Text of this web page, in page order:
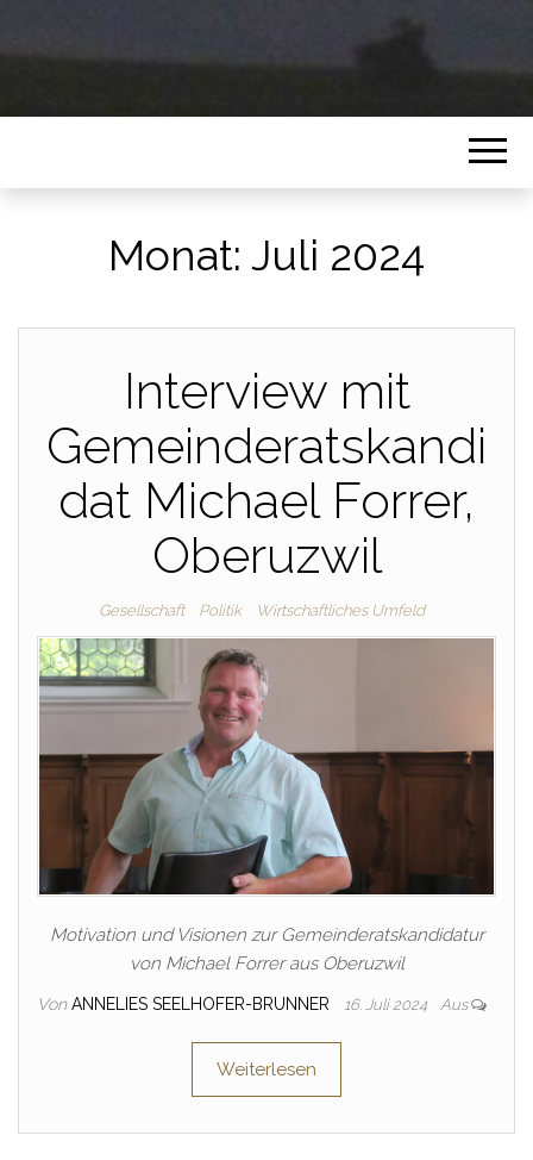
Monat: Juli 2024
Interview mit
Gemeinderatskandi
dat Michael Forrer,
Oberuzwil
Gesellschaft Politik Wirtschaftliches Umfeld
Motivation und Visionen zur Gemeinderatskandidatur
von Michael Forrer aus Oberuzwil
Von ANNELIES SEELHOFER-BRUNNER 16. Juli 2024 Aus
Weiterlesen